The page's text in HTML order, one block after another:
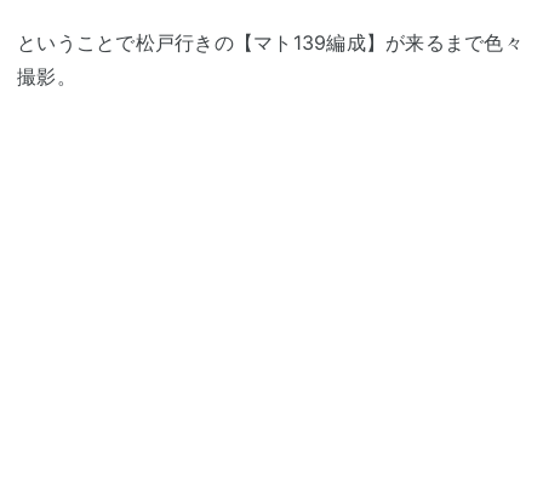
ということで松戸行きの【マト139編成】が来るまで色々
撮影。